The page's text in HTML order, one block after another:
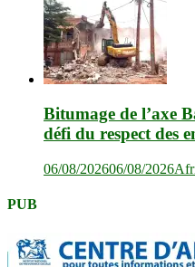
Bitumage de l’axe
défi du respect des
06/08/202606/08/2026
PUB